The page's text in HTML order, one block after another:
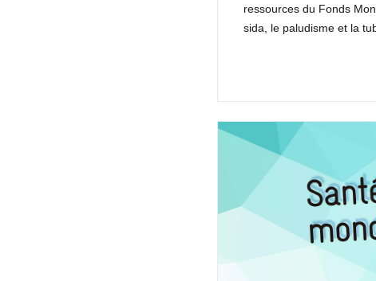
ressources du Fonds
sida, le paludisme et la